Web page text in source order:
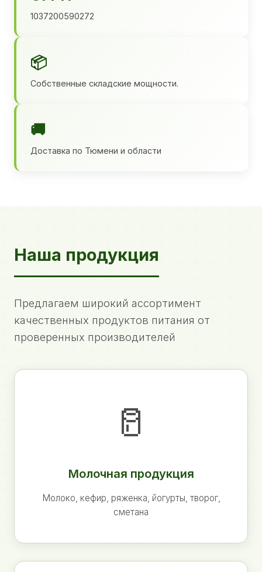
1037200590272
📦
Собственные складские мощности.
🚚
Доставка по Тюмени и области
Наша продукция
Предлагаем широкий ассортимент
качественных продуктов питания от
проверенных производителей
🥛
Молочная продукция
Молоко, кефир, ряженка, йогурты, творог,
сметана